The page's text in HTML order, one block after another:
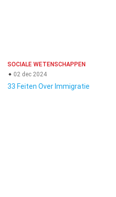
SOCIALE WETENSCHAPPEN
02 dec 2024
33 Feiten Over Immigratie